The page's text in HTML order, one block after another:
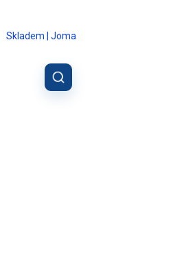
Skladem | Joma